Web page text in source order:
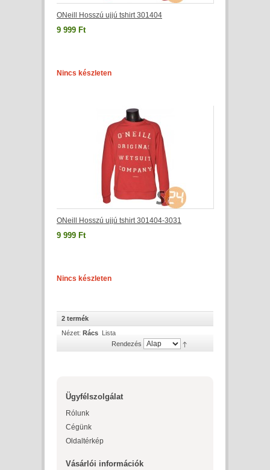
ONeill Hosszú ujjú tshirt 301404
9 999 Ft
Nincs készleten
ONeill Hosszú ujjú tshirt 301404-3031
9 999 Ft
Nincs készleten
2 termék
Nézet: Rács Lista
Rendezés
Ügyfélszolgálat
Rólunk
Cégünk
Oldaltérkép
Vásárlói információk